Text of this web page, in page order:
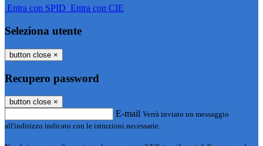
Entra con SPID Entra con CIE
Seleziona utente
button close ×
Recupero password
button close ×
E-mail Verrà inviato un messaggio
all'indirizzo indicato con le istruzioni necessarie.